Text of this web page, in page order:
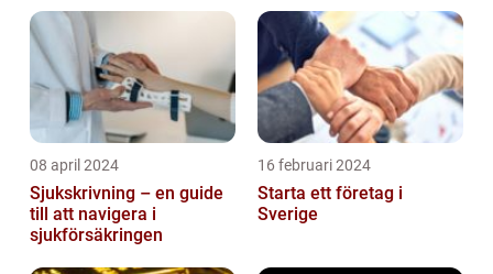
08 april 2024
Sjukskrivning – en guide
till att navigera i
sjukförsäkringen
16 februari 2024
Starta ett företag i
Sverige